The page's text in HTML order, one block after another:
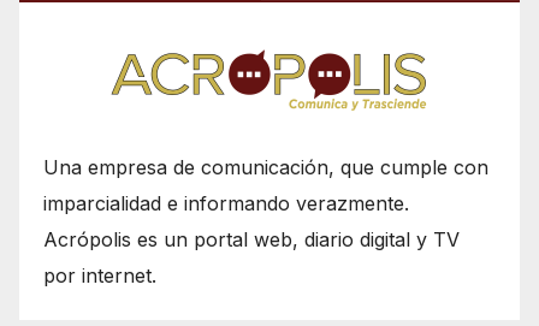
Una empresa de comunicación, que cumple con
imparcialidad e informando verazmente.
Acrópolis es un portal web, diario digital y TV
por internet.